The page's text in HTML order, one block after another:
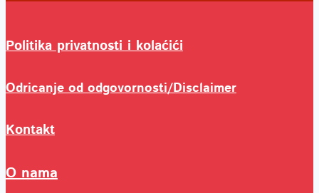
Politika privatnosti i kolaćići
Odricanje od odgovornosti/Disclaimer
Kontakt
O nama